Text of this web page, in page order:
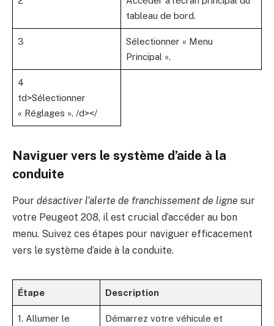
tableau de bord.
3
Sélectionner « Menu
Principal ».
4
td>Sélectionner
« Réglages ». /d></
Naviguer vers le système d’aide à la
conduite
Pour désactiver l’alerte de franchissement de ligne sur
votre Peugeot 208, il est crucial d’accéder au bon
menu. Suivez ces étapes pour naviguer efficacement
vers le système d’aide à la conduite.
Étape Description
1. Allumer le
Démarrez votre véhicule et